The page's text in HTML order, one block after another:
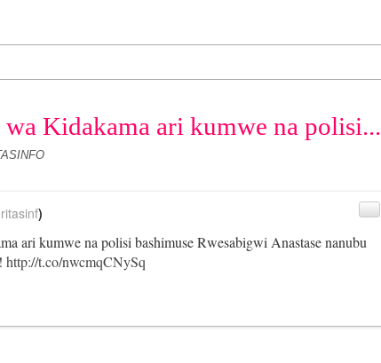
Kidakama ari kumwe na polisi...
ari kumwe na polisi bashimuse Rwesabigwi Anastase nanubu
http://t.co/nwcmqCNySq
)